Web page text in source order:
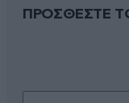
ΠΡΟΣΘΕΣΤΕ